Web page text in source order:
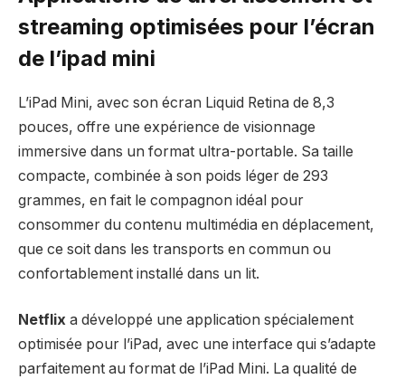
streaming optimisées pour l’écran
de l’ipad mini
L’iPad Mini, avec son écran Liquid Retina de 8,3
pouces, offre une expérience de visionnage
immersive dans un format ultra-portable. Sa taille
compacte, combinée à son poids léger de 293
grammes, en fait le compagnon idéal pour
consommer du contenu multimédia en déplacement,
que ce soit dans les transports en commun ou
confortablement installé dans un lit.
Netflix a développé une application spécialement
optimisée pour l’iPad, avec une interface qui s’adapte
parfaitement au format de l’iPad Mini. La qualité de